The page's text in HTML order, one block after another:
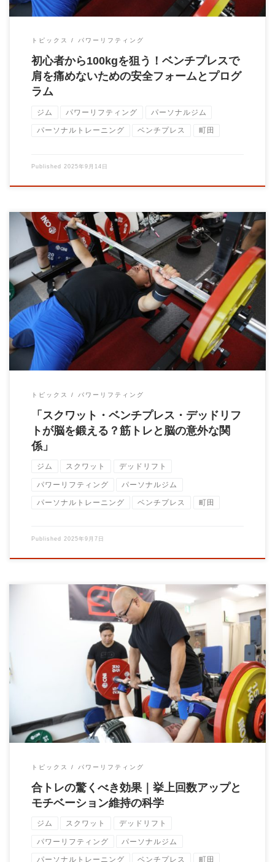
トピックス パワーリフティング
初心者から100kgを狙う！ベンチプレスで
肩を痛めないための安全フォームとプログ
ラム
ジム パワーリフティング パーソナルジム
パーソナルトレーニング ベンチプレス 町田
Published 2025年9月14日
筋トレは「脳トレ」でもある 多くの人が「筋トレ＝筋肉を鍛え
るもの」と考えています。しかし実は、スクワ […]
トピックス パワーリフティング
「スクワット・ベンチプレス・デッドリフ
トが脳を鍛える？筋トレと脳の意外な関
係」
ジム スクワット デッドリフト
パワーリフティング パーソナルジム
パーソナルトレーニング ベンチプレス 町田
Published 2025年9月7日
トレーニングパートナーがいると“挙上回数”が伸びる？ ～パフォ
ーマンスを引き出す「見える安心感」の効 […]
トピックス パワーリフティング
合トレの驚くべき効果｜挙上回数アップと
モチベーション維持の科学
ジム スクワット デッドリフト
パワーリフティング パーソナルジム
パーソナルトレーニング ベンチプレス 町田